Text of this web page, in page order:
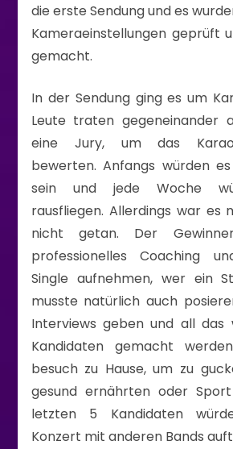
die erste Sendung und es
Kameraeinstellungen geprüft
gemacht.
In der Sendung ging es um
Leute traten gegeneinander
eine Jury, um das
bewerten. Anfangs würden
sein und jede Woche
rausfliegen. Allerdings war es
nicht getan. Der
professionelles Coaching
Single aufnehmen, wer ein
musste natürlich auch
Interviews geben und all das
Kandidaten gemacht
besuch zu Hause, um zu
gesund ernährten oder
letzten 5 Kandidaten
Konzert mit anderen Bands